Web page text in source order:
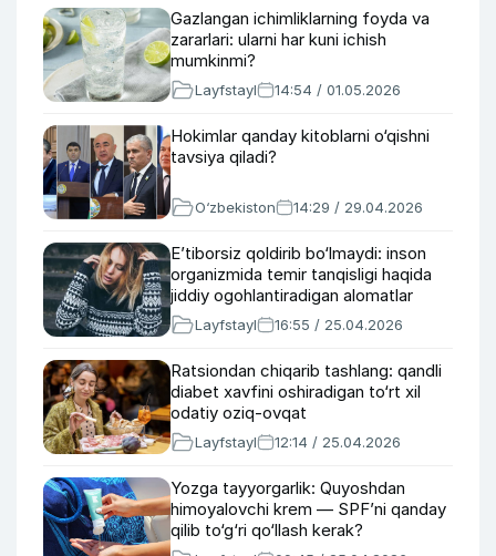
Gazlangan ichimliklarning foyda va
zararlari: ularni har kuni ichish
mumkinmi?
Layfstayl 14:54 / 01.05.2026
Hokimlar qanday kitoblarni o‘qishni
tavsiya qiladi?
O‘zbekiston 14:29 / 29.04.2026
E’tiborsiz qoldirib bo‘lmaydi: inson
organizmida temir tanqisligi haqida
jiddiy ogohlantiradigan alomatlar
Layfstayl 16:55 / 25.04.2026
Ratsiondan chiqarib tashlang: qandli
diabet xavfini oshiradigan to‘rt xil
odatiy oziq-ovqat
Layfstayl 12:14 / 25.04.2026
Yozga tayyorgarlik: Quyoshdan
himoyalovchi krem — SPF’ni qanday
qilib to‘g‘ri qo‘llash kerak?